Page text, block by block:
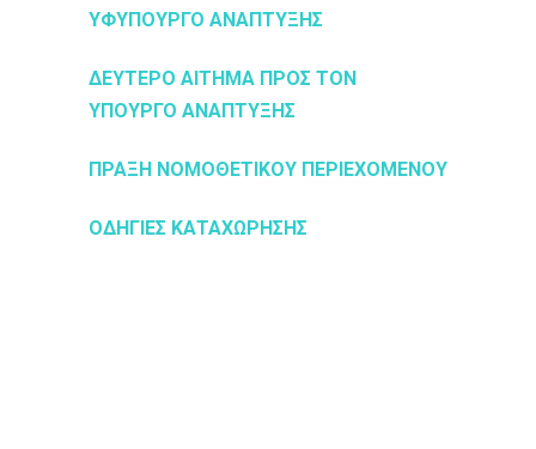
ΥΦΥΠΟΥΡΓΟ ΑΝΑΠΤΥΞΗΣ
ΔΕΥΤΕΡΟ ΑΙΤΗΜΑ ΠΡΟΣ ΤΟΝ
ΥΠΟΥΡΓΟ ΑΝΑΠΤΥΞΗΣ
ΠΡΑΞΗ ΝΟΜΟΘΕΤΙΚΟΥ ΠΕΡΙΕΧΟΜΕΝΟΥ
ΟΔΗΓΙΕΣ ΚΑΤΑΧΩΡΗΣΗΣ